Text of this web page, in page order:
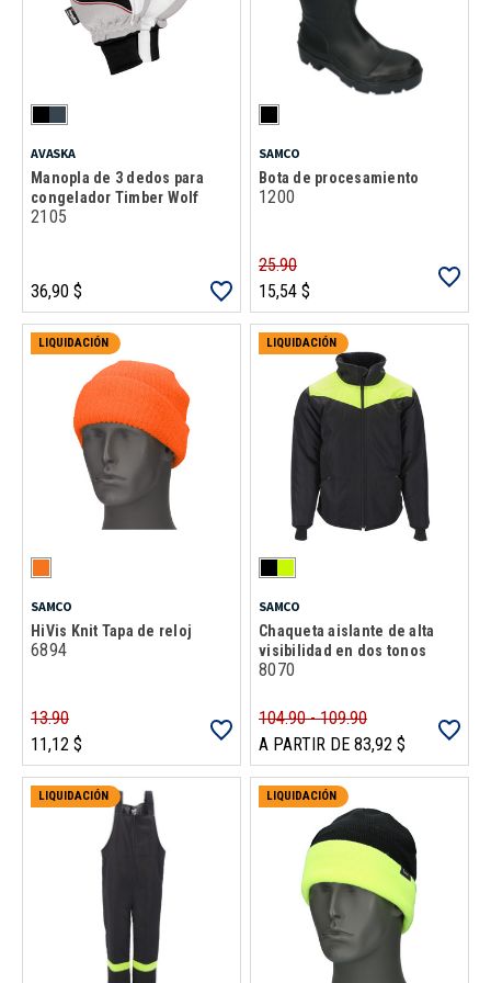
AVASKA
Manopla de 3 dedos para
congelador Timber Wolf
2105
36,90 $
SAMCO
Bota de procesamiento
1200
25.90
15,54 $
LIQUIDACIÓN
SAMCO
HiVis Knit Tapa de reloj
6894
13.90
11,12 $
LIQUIDACIÓN
SAMCO
Chaqueta aislante de alta
visibilidad en dos tonos
8070
104.90 - 109.90
A PARTIR DE 83,92 $
LIQUIDACIÓN LIQUIDACIÓN